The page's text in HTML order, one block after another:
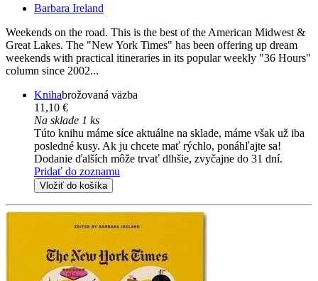
Barbara Ireland
Weekends on the road. This is the best of the American Midwest &
Great Lakes. The "New York Times" has been offering up dream
weekends with practical itineraries in its popular weekly "36 Hours"
column since 2002...
Knihabrožovaná väzba
11,10 €
Na sklade 1 ks
Túto knihu máme síce aktuálne na sklade, máme však už iba
posledné kusy. Ak ju chcete mať rýchlo, ponáhľajte sa!
Dodanie ďalších môže trvať dlhšie, zvyčajne do 31 dní.
Pridať do zoznamu
Vložiť do košíka